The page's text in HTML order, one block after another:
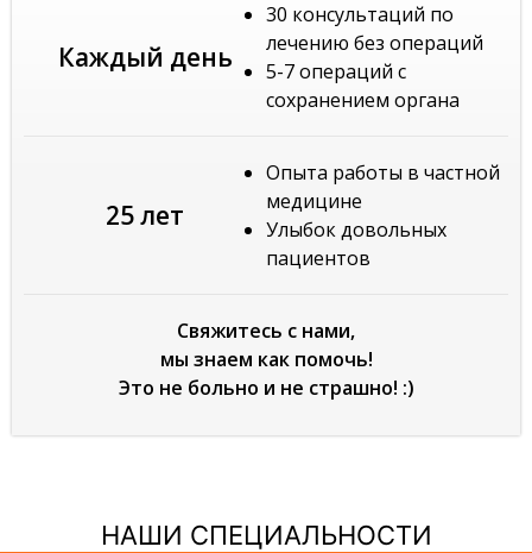
Каждый день
30 консультаций по
лечению без операций
5-7 операций с
сохранением органа
25 лет
Опыта работы в частной
медицине
Улыбок довольных
пациентов
Свяжитесь с нами,
мы знаем как помочь!
Это не больно и не страшно! :)
НАШИ СПЕЦИАЛЬНОСТИ